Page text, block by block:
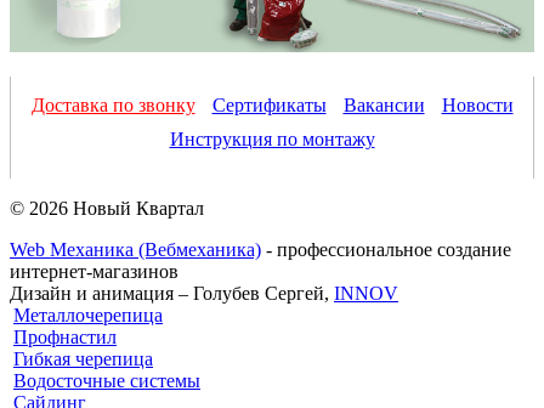
Доставка по звонку Сертификаты Вакансии
Новости
Инструкция по монтажу
© 2026 Новый Квартал
Web Механика (Вебмеханика) - профессиональное создание
интернет-магазинов
Дизайн и анимация – Голубев Сергей, INNOV
Металлочерепица
Профнастил
Гибкая черепица
Водосточные системы
Сайдинг